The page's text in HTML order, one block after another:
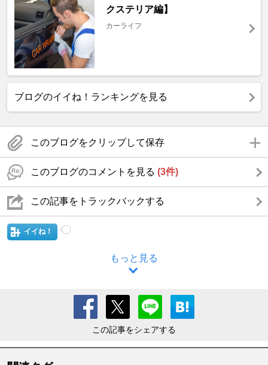
クステリア編】
カーライフ
ブログのイイね！ランキングを見る
このブログをクリップして保存
このブログのコメントを見る (3件)
この記事をトラックバックする
イイね！
もっと見る
この記事をシェアする